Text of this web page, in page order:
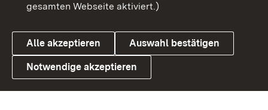
Link zum Landesportal
Cookies
gesamten Webseite aktiviert.)
Alle akzeptieren Auswahl bestätigen
Notwendige akzeptieren